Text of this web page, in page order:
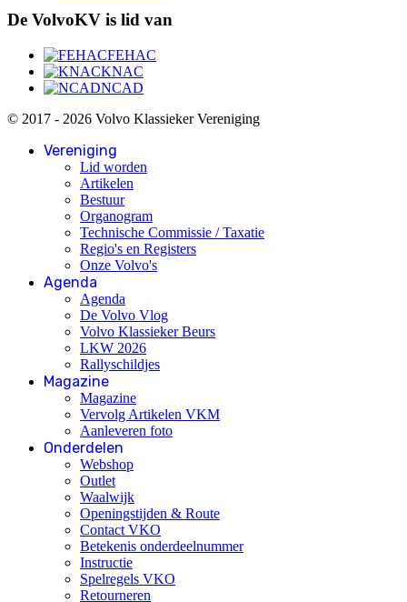
De VolvoKV is lid van
FEHAC
KNAC
NCAD
© 2017 - 2026 Volvo Klassieker Vereniging
Vereniging
Lid worden
Artikelen
Bestuur
Organogram
Technische Commissie / Taxatie
Regio's en Registers
Onze Volvo's
Agenda
Agenda
De Volvo Vlog
Volvo Klassieker Beurs
LKW 2026
Rallyschildjes
Magazine
Magazine
Vervolg Artikelen VKM
Aanleveren foto
Onderdelen
Webshop
Outlet
Waalwijk
Openingstijden & Route
Contact VKO
Betekenis onderdeelnummer
Instructie
Spelregels VKO
Retourneren